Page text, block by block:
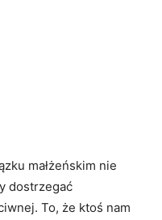
małżeńskim nie
dostrzegać
To, że ktoś nam